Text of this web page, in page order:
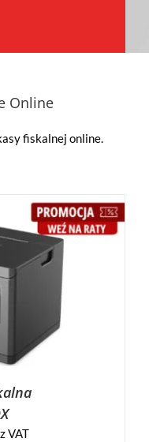
Online
fiskalnej online.
VAT